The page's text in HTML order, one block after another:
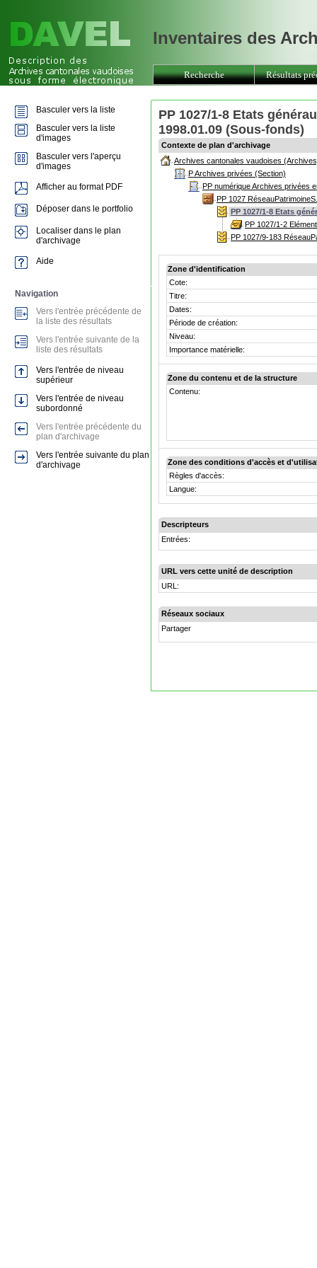
PP 1027/1-8 Etats
1998.01.09 (Sous-fonds)
Contexte de plan d'archivage
Archives cantonales vaudoises
P Archives privées (Section)
PP numérique Archives privées
PP 1027
PP 1027/1-8 Etats
PP 1027/1-2
PP 1027/9-183
Zone d'identification
Cote:
Titre:
Dates:
Période de création:
Niveau:
Importance matérielle:
Zone du contenu et de la structure
Contenu:
Zone des conditions d'accès et
Règles d'accès:
Langue:
Descripteurs
Entrées:
URL vers cette unité de description
URL:
Réseaux sociaux
Partager
Inventaires des
Recherche Résultats
Basculer vers la liste
Basculer vers la liste
d'images
Basculer vers l'aperçu
d'images
Afficher au format PDF
Déposer dans le portfolio
Localiser dans le plan
d'archivage
Aide
Navigation
Vers l'entrée précédente de
la liste des résultats
Vers l'entrée suivante de la
liste des résultats
Vers l'entrée de niveau
supérieur
Vers l'entrée de niveau
subordonné
Vers l'entrée précédente du
plan d'archivage
Vers l'entrée suivante du plan
d'archivage